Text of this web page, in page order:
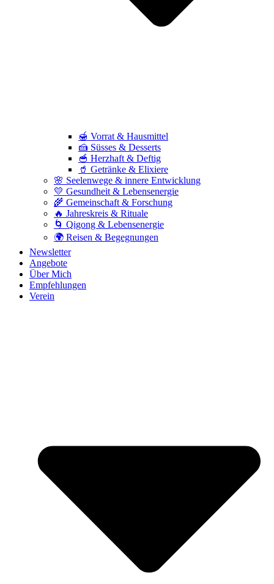
🍯 Vorrat & Hausmittel
🍰 Süsses & Desserts
🥣 Herzhaft & Deftig
🥤 Getränke & Elixiere
🌸 Seelenwege & innere Entwicklung
💛 Gesundheit & Lebensenergie
🌾 Gemeinschaft & Forschung
🔥 Jahreskreis & Rituale
🌀 Qigong & Lebensenergie
🌍 Reisen & Begegnungen
Newsletter
Angebote
Über Mich
Empfehlungen
Verein